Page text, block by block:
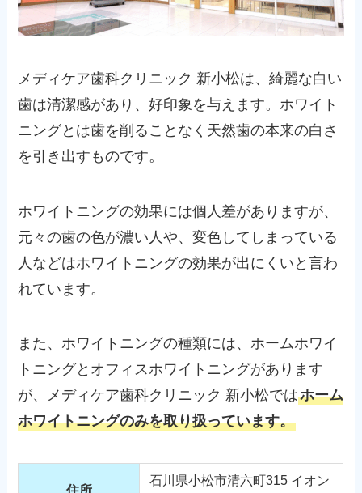
メディケア歯科クリニック 新小松は、綺麗な白い
歯は清潔感があり、好印象を与えます。ホワイト
ニングとは歯を削ることなく天然歯の本来の白さ
を引き出すものです。
ホワイトニングの効果には個人差がありますが、
元々の歯の色が濃い人や、変色してしまっている
人などはホワイトニングの効果が出にくいと言わ
れています。
また、ホワイトニングの種類には、ホームホワイ
トニングとオフィスホワイトニングがあります
が、メディケア歯科クリニック 新小松ではホーム
ホワイトニングのみを取り扱っています。
住所
石川県小松市清六町315 イオン